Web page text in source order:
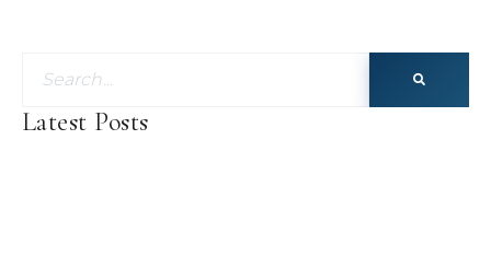
Latest Posts